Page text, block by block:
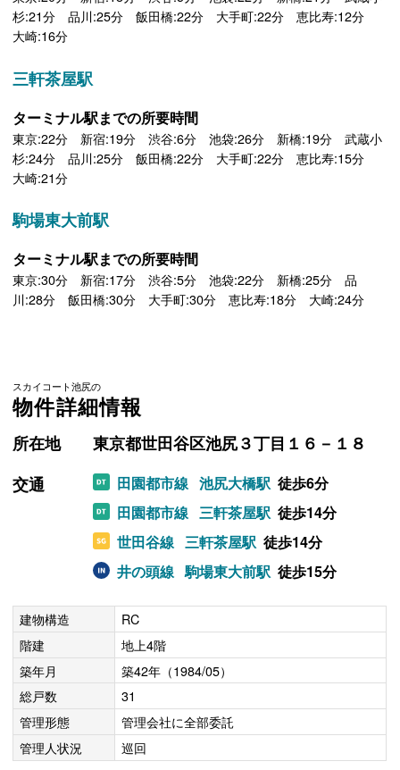
杉:21分 品川:25分 飯田橋:22分 大手町:22分 恵比寿:12分
大崎:16分
三軒茶屋駅
ターミナル駅までの所要時間
東京:22分 新宿:19分 渋谷:6分 池袋:26分 新橋:19分 武蔵小
杉:24分 品川:25分 飯田橋:22分 大手町:22分 恵比寿:15分
大崎:21分
駒場東大前駅
ターミナル駅までの所要時間
東京:30分 新宿:17分 渋谷:5分 池袋:22分 新橋:25分 品
川:28分 飯田橋:30分 大手町:30分 恵比寿:18分 大崎:24分
スカイコート池尻の
物件詳細情報
所在地
東京都世田谷区池尻３丁目１６－１８
交通
田園都市線 池尻大橋駅 徒歩6分
田園都市線 三軒茶屋駅 徒歩14分
世田谷線 三軒茶屋駅 徒歩14分
井の頭線 駒場東大前駅 徒歩15分
建物構造
RC
階建
地上4階
築年月
築42年（1984/05）
総戸数
31
管理形態
管理会社に全部委託
管理人状況
巡回